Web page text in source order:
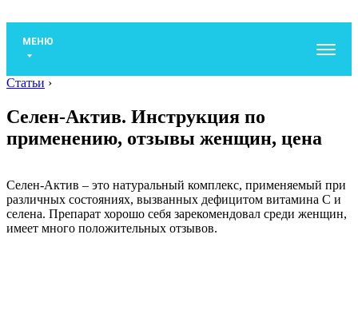
МЕНЮ
Статьи ›
Селен-Актив. Инструкция по
применению, отзывы женщин, цена
Селен-Актив – это натуральный комплекс, применяемый при
различных состояниях, вызванных дефицитом витамина С и
селена. Препарат хорошо себя зарекомендовал среди женщин,
имеет много положительных отзывов.